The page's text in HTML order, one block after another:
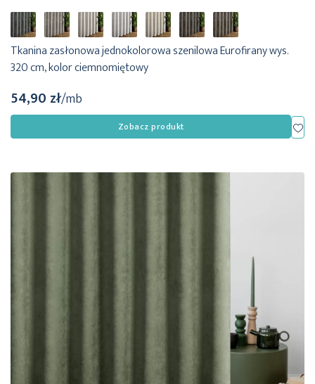
Tkanina zasłonowa jednokolorowa szenilowa Eurofirany wys.
320 cm, kolor ciemnomiętowy
54,90 zł/mb
Zobacz produkt